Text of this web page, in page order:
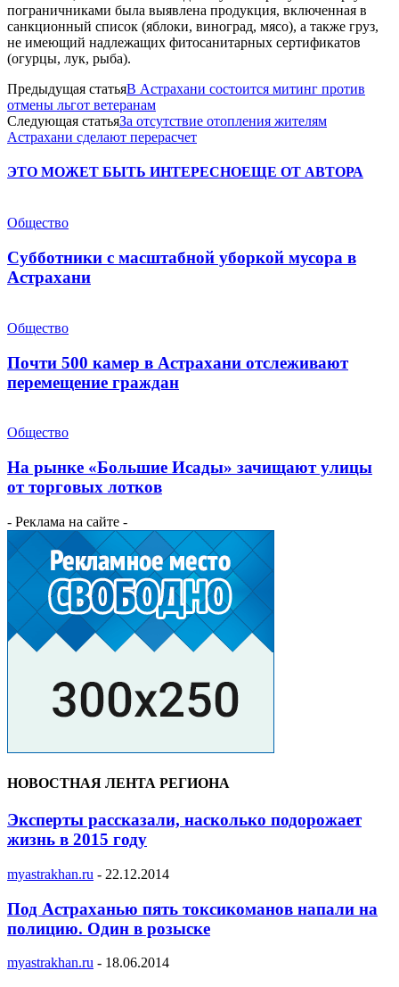
пограничниками была выявлена продукция, включенная в
санкционный список (яблоки, виноград, мясо), а также груз,
не имеющий надлежащих фитосанитарных сертификатов
(огурцы, лук, рыба).
Предыдущая статьяВ Астрахани состоится митинг против
отмены льгот ветеранам
Следующая статьяЗа отсутствие отопления жителям
Астрахани сделают перерасчет
ЭТО МОЖЕТ БЫТЬ ИНТЕРЕСНОЕЩЕ ОТ АВТОРА
Общество
Субботники с масштабной уборкой мусора в
Астрахани
Общество
Почти 500 камер в Астрахани отслеживают
перемещение граждан
Общество
На рынке «Большие Исады» зачищают улицы
от торговых лотков
- Реклама на сайте -
НОВОСТНАЯ ЛЕНТА РЕГИОНА
Эксперты рассказали, насколько подорожает
жизнь в 2015 году
myastrakhan.ru - 22.12.2014
Под Астраханью пять токсикоманов напали на
полицию. Один в розыске
myastrakhan.ru - 18.06.2014